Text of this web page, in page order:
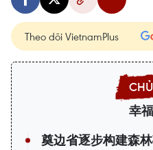
Theo dõi VietnamPlus
幸
奠边省逐步构建森